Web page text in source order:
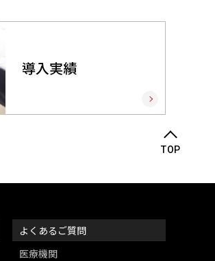
導入実績
TOP
よくあるご質問
医療機関